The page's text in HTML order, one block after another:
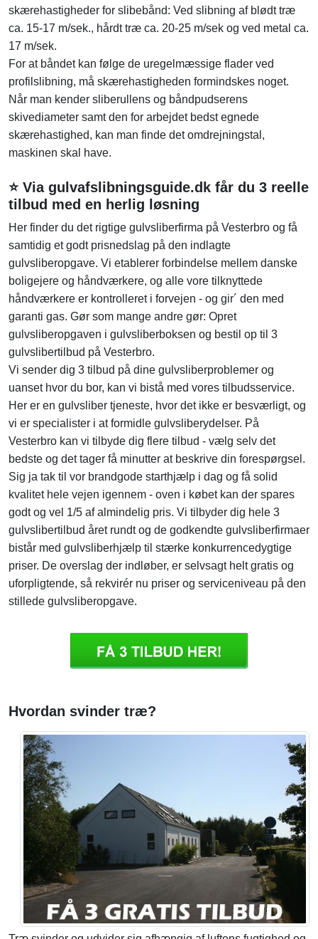
skærehastigheder for slibebånd: Ved slibning af blødt træ
ca. 15-17 m/sek., hårdt træ ca. 20-25 m/sek og ved metal ca.
17 m/sek.
For at båndet kan følge de uregelmæssige flader ved
profilslibning, må skærehastigheden formindskes noget.
Når man kender sliberullens og båndpudserens
skivediameter samt den for arbejdet bedst egnede
skærehastighed, kan man finde det omdrejningstal,
maskinen skal have.
⭐ Via gulvafslibningsguide.dk får du 3 reelle
tilbud med en herlig løsning
Her finder du det rigtige gulvsliberfirma på Vesterbro og få
samtidig et godt prisnedslag på den indlagte
gulvsliberopgave. Vi etablerer forbindelse mellem danske
boligejere og håndværkere, og alle vore tilknyttede
håndværkere er kontrolleret i forvejen - og gir´ den med
garanti gas. Gør som mange andre gør: Opret
gulvsliberopgaven i gulvsliberboksen og bestil op til 3
gulvslibertilbud på Vesterbro.
Vi sender dig 3 tilbud på dine gulvsliberproblemer og
uanset hvor du bor, kan vi bistå med vores tilbudsservice.
Her er en gulvsliber tjeneste, hvor det ikke er besværligt, og
vi er specialister i at formidle gulvsliberydelser. På
Vesterbro kan vi tilbyde dig flere tilbud - vælg selv det
bedste og det tager få minutter at beskrive din forespørgsel.
Sig ja tak til vor brandgode starthjælp i dag og få solid
kvalitet hele vejen igennem - oven i købet kan der spares
godt og vel 1/5 af almindelig pris. Vi tilbyder dig hele 3
gulvslibertilbud året rundt og de godkendte gulvsliberfirmaer
bistår med gulvsliberhjælp til stærke konkurrencedygtige
priser. De overslag der indløber, er selvsagt helt gratis og
uforpligtende, så rekvirér nu priser og serviceniveau på den
stillede gulvsliberopgave.
Hvordan svinder træ?